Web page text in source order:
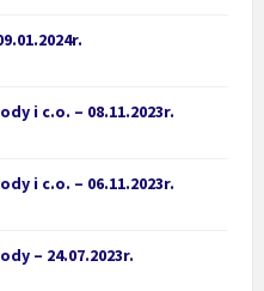
i c.o. – 08.11.2023r.
i c.o. – 06.11.2023r.
– 24.07.2023r.